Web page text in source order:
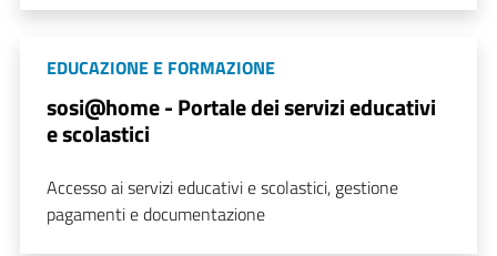
EDUCAZIONE E FORMAZIONE
sosi@home - Portale dei servizi educativi
e scolastici
Accesso ai servizi educativi e scolastici, gestione
pagamenti e documentazione